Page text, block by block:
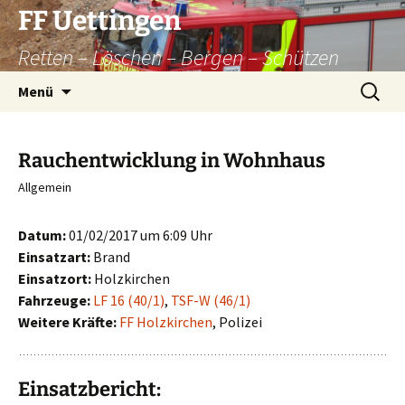
Zum
Inhalt
springen
FF Uettingen
Retten – Löschen – Bergen – Schützen
Menü
Suchen
nach:
Rauchentwicklung in Wohnhaus
Allgemein
Datum:01/02/2017 um 6:09 Uhr
Einsatzart: Brand
Einsatzort: Holzkirchen
Fahrzeuge: LF 16 (40/1), TSF-W (46/1)
Weitere Kräfte: FF Holzkirchen, Polizei
Einsatzbericht: